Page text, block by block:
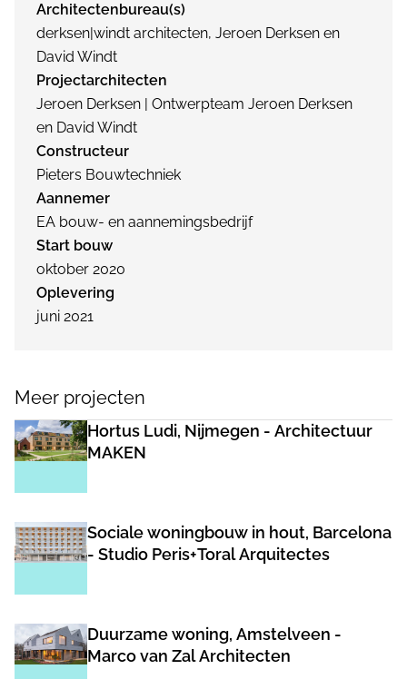
Architectenbureau(s)
derksen|windt architecten, Jeroen Derksen en
David Windt
Projectarchitecten
Jeroen Derksen | Ontwerpteam Jeroen Derksen
en David Windt
Constructeur
Pieters Bouwtechniek
Aannemer
EA bouw- en aannemingsbedrijf
Start bouw
oktober 2020
Oplevering
juni 2021
Meer projecten
Hortus Ludi, Nijmegen - Architectuur
MAKEN
Sociale woningbouw in hout, Barcelona
- Studio Peris+Toral Arquitectes
Duurzame woning, Amstelveen -
Marco van Zal Architecten